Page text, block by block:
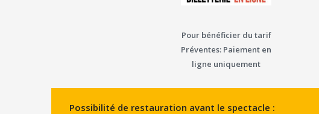
Pour bénéficier du tarif
Préventes: Paiement en
ligne uniquement
Possibilité de restauration avant le spectacle :